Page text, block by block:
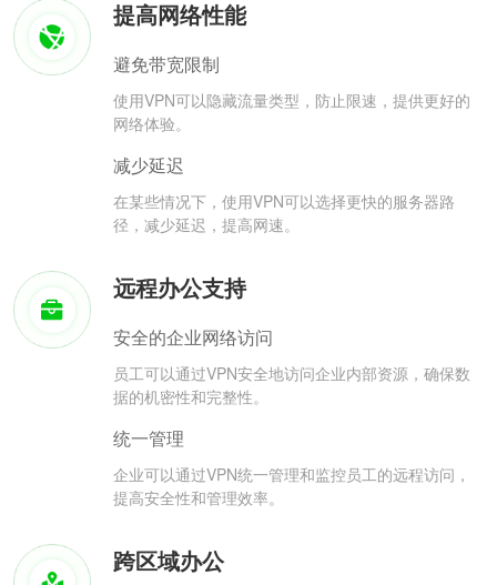
提高网络性能
避免带宽限制
使用VPN可以隐藏流量类型，防止限速，提供更好的
网络体验。
减少延迟
在某些情况下，使用VPN可以选择更快的服务器路
径，减少延迟，提高网速。
远程办公支持
安全的企业网络访问
员工可以通过VPN安全地访问企业内部资源，确保数
据的机密性和完整性。
统一管理
企业可以通过VPN统一管理和监控员工的远程访问，
提高安全性和管理效率。
跨区域办公